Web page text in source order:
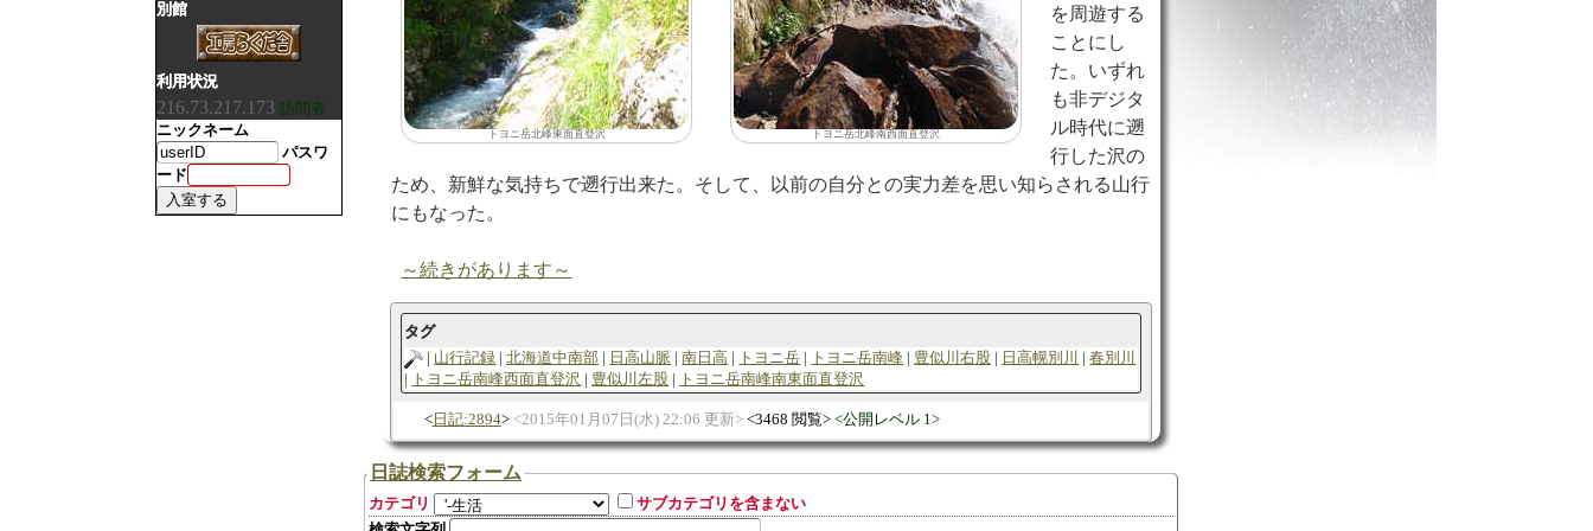
トヨニ岳北峰東面直登沢 トヨニ岳北峰南西面直登沢
を周遊する
ことにし
た。いずれ
も非デジタ
ル時代に遡
行した沢の
ため、新鮮な気持ちで遡行出来た。そして、以前の自分との実力差を思い知らされる山行
にもなった。
～続きがあります～
タグ
山行記録
北海道中南部 日高山脈 南日高 トヨニ岳 トヨニ岳南峰 豊似川右股 日高幌別川
春別川
トヨニ岳南峰西面直登沢
豊似川左股 トヨニ岳南峰南東面直登沢
日記:2894 2015年01月07日(水) 22:06 更新 3468 閲覧 公開レベル 1
日誌検索フォーム
カテゴリ
サブカテゴリを含まない
別館
利用状況
216.73.217.173 訪問者
ニックネーム
パスワ
ード